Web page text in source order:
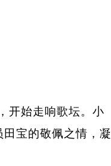
开始走响歌坛。小
宝的敬佩之情，凝